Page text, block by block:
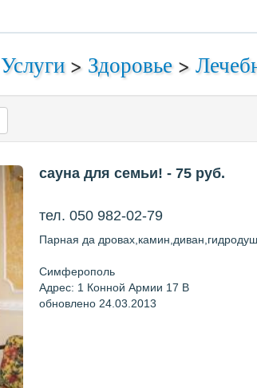
Услуги > Здоровье>
сауна для семьи! - 75 руб.
тел. 050 982-02-79
Парная да
Симферополь
Адрес: 1 Конной Армии 17 В
обновлено 24.03.2013